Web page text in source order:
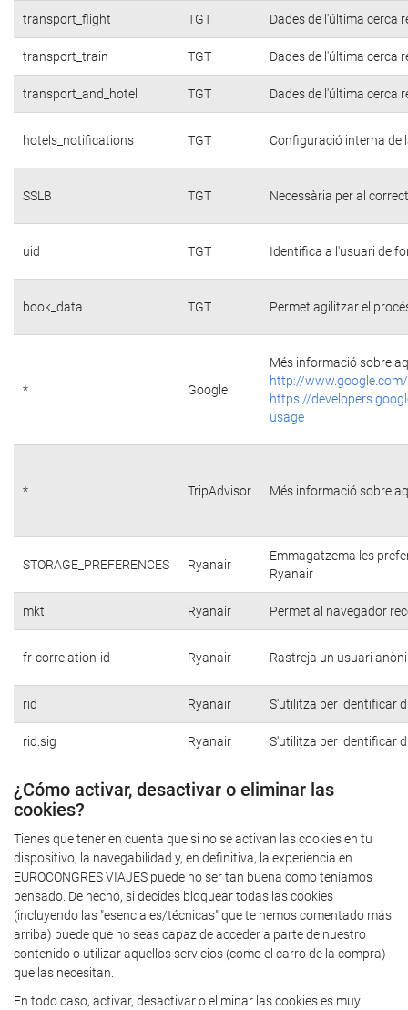
transport_flight TGT Dades de l'última cerca
transport_train TGT Dades de l'última cerca
transport_and_hotel TGT Dades de l'última cerca
hotels_notifications TGT Configuració interna de
SSLB TGT Necessària per al
uid TGT Identifica a l'usuari de
book_data TGT Permet agilitzar el
* Google
Més informació sobre
http://
https://
usage
* TripAdvisor Més informació sobre
STORAGE_PREFERENCES Ryanair
Emmagatzema les
Ryanair
mkt Ryanair Permet al navegador
fr-correlation-id Ryanair Rastreja un usuari
rid Ryanair S'utilitza per identificar
rid.sig Ryanair S'utilitza per identificar
¿Cómo activar, desactivar o eliminar las
cookies?
Tienes que tener en cuenta que si no se activan las cookies en tu
dispositivo, la navegabilidad y, en definitiva, la experiencia en
EUROCONGRES VIAJES puede no ser tan buena como teníamos
pensado. De hecho, si decides bloquear todas las cookies
(incluyendo las "esenciales/técnicas" que te hemos comentado más
arriba) puede que no seas capaz de acceder a parte de nuestro
contenido o utilizar aquellos servicios (como el carro de la compra)
que las necesitan.
En todo caso, activar, desactivar o eliminar las cookies es muy